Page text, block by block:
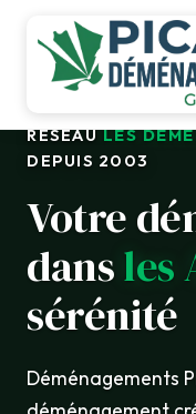
RÉSEAULES
DEPUIS 2003
Votre
dansles
sérénité
Déménagements